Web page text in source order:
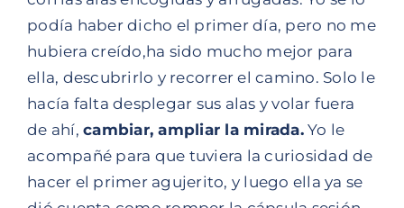
podía haber dicho el primer día, pero no me
hubiera creído,ha sido mucho mejor para
ella, descubrirlo y recorrer el camino. Solo le
hacía falta desplegar sus alas y volar fuera
de ahí,cambiar, ampliar la mirada.Yo le
acompañé para que tuviera la curiosidad de
hacer el primer agujerito, y luego ella ya se